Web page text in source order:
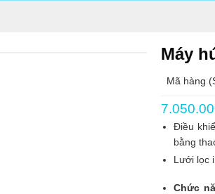
Máy
Mã hàng
Điều
bằng
Lưới lọc
Chức